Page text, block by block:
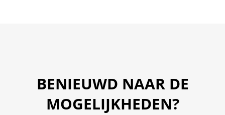
BENIEUWD NAAR DE
MOGELIJKHEDEN?